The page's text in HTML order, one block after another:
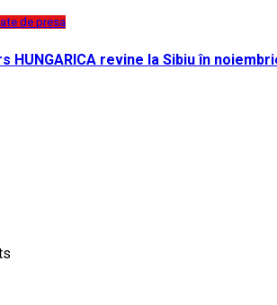
de presa
HUNGARICA revine la Sibiu în